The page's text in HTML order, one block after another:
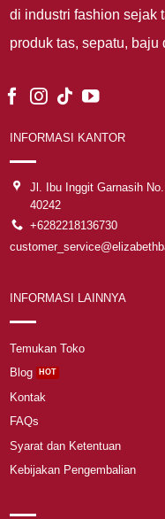
di industri fashion sejak
produk tas, sepatu,
INFORMASI KANTOR
Jl. Ibu Inggit Garnasih
40242
+6282218136730
INFORMASI LAINNYA
Temukan Toko
Blog
Kontak
FAQs
Syarat dan Ketentuan
Kebijakan Pengembalian